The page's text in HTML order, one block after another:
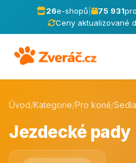
26e-shopů 75 931
Ceny aktualizované
Úvod/Kategorie/Pro koně/
Jezdecké pady